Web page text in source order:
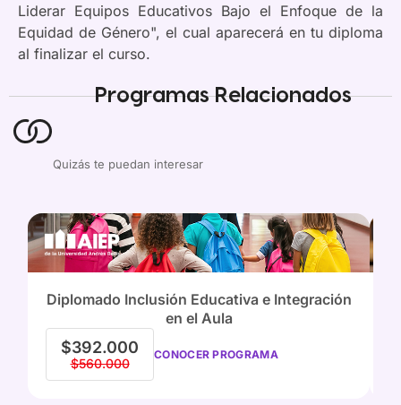
Liderar Equipos Educativos Bajo el Enfoque de la
Equidad de Género", el cual aparecerá en tu diploma
al finalizar el curso.
Programas Relacionados
Quizás te puedan interesar
Diplomado Inclusión Educativa e Integración
en el Aula
$392.000
$560.000
CONOCER PROGRAMA